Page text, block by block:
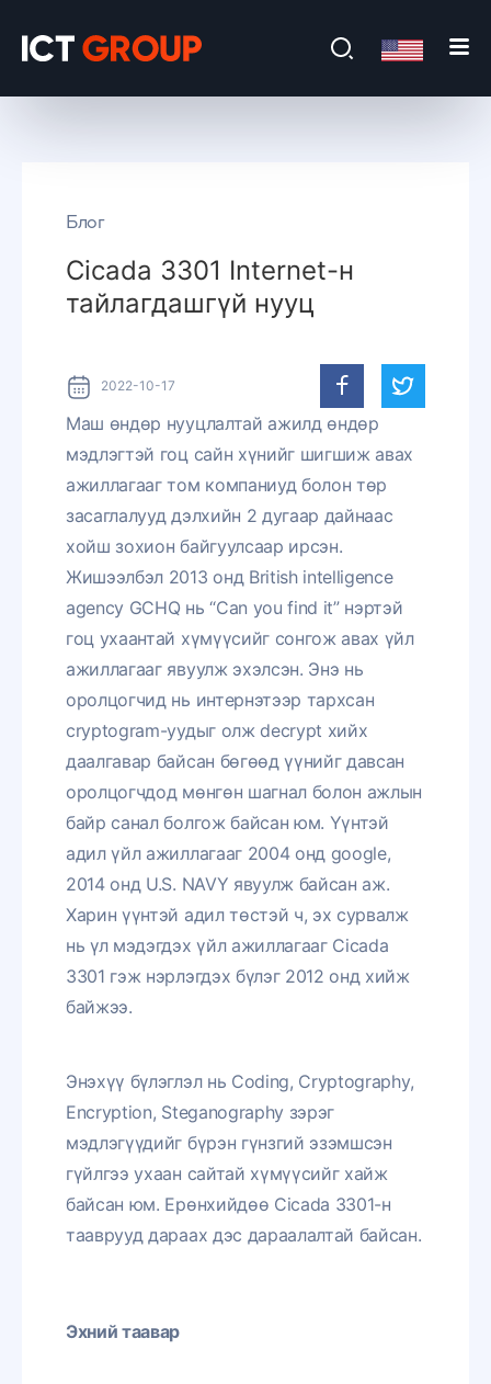
Блог
Cicada 3301 Internet-н
тайлагдашгүй нууц
2022-10-17
Маш өндөр нууцлалтай ажилд өндөр
мэдлэгтэй гоц сайн хүнийг шигшиж авах
ажиллагааг том компаниуд болон төр
засаглалууд дэлхийн 2 дугаар дайнаас
хойш зохион байгуулсаар ирсэн.
Жишээлбэл 2013 онд British intelligence
agency GCHQ нь “Can you find it” нэртэй
гоц ухаантай хүмүүсийг сонгож авах үйл
ажиллагааг явуулж эхэлсэн. Энэ нь
оролцогчид нь интернэтээр тархсан
cryptogram-уудыг олж decrypt хийх
даалгавар байсан бөгөөд үүнийг давсан
оролцогчдод мөнгөн шагнал болон ажлын
байр санал болгож байсан юм. Үүнтэй
адил үйл ажиллагааг 2004 онд google,
2014 онд U.S. NAVY явуулж байсан аж.
Харин үүнтэй адил төстэй ч, эх сурвалж
нь үл мэдэгдэх үйл ажиллагааг Cicada
3301 гэж нэрлэгдэх бүлэг 2012 онд хийж
байжээ.
Энэхүү бүлэглэл нь Coding, Cryptography,
Encryption, Steganography зэрэг
мэдлэгүүдийг бүрэн гүнзгий эзэмшсэн
гүйлгээ ухаан сайтай хүмүүсийг хайж
байсан юм. Ерөнхийдөө Cicada 3301-н
тааврууд дараах дэс дараалалтай байсан.
Эхний таавар